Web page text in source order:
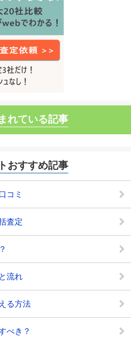
れている記事
おすすめ記事
コミ
査定
流れ
る方法
べき？